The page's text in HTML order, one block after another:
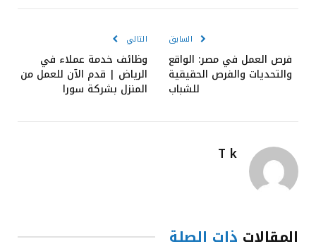
السابق
فرص العمل في مصر: الواقع
والتحديات والفرص الحقيقية
للشباب
التالي
وظائف خدمة عملاء في
الرياض | قدم الآن للعمل من
المنزل بشركة سورا
T k
المقالات ذات الصلة